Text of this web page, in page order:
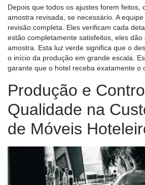
Depois que todos os ajustes forem feitos,
amostra revisada, se necessário. A
revisão completa. Eles verificam cada
estão completamente satisfeitos, eles
amostra. Esta luz verde significa que o
o início da produção em grande escala.
garante que o hotel receba exatamente o
Produção e
Qualidade na
de Móveis